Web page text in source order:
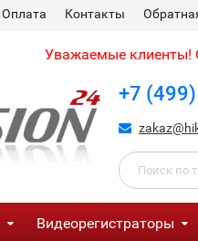
Оплата Контакты
Уважаемые клиенты!
+7
Видеорегистраторы